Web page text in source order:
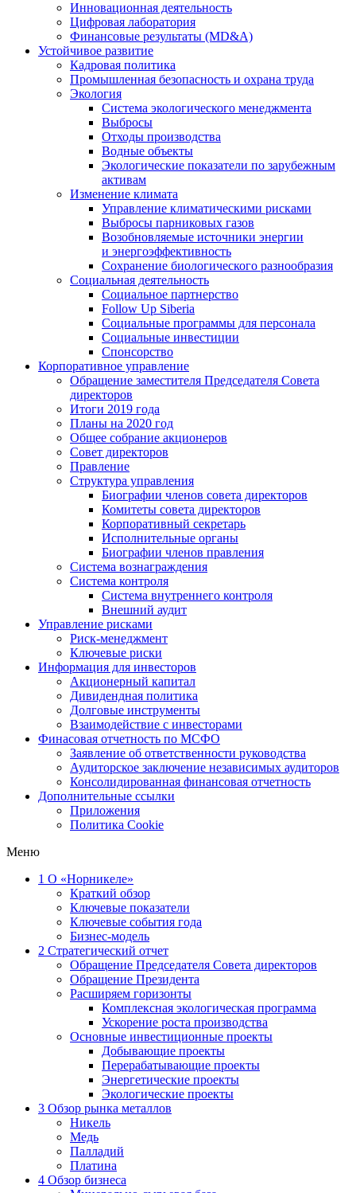
Инновационная деятельность
Цифровая лаборатория
Финансовые результаты (MD&A)
Устойчивое развитие
Кадровая политика
Промышленная безопасность и охрана труда
Экология
Система экологического менеджмента
Выбросы
Отходы производства
Водные объекты
Экологические показатели по зарубежным
активам
Изменение климата
Управление климатическими рисками
Выбросы парниковых газов
Возобновляемые источники энергии
и энергоэффективность
Сохранение биологического разнообразия
Социальная деятельность
Социальное партнерство
Follow Up Siberia
Социальные программы для персонала
Социальные инвестиции
Спонсорство
Корпоративное управление
Обращение заместителя Председателя Совета
директоров
Итоги 2019 года
Планы на 2020 год
Общее собрание акционеров
Совет директоров
Правление
Структура управления
Биографии членов совета директоров
Комитеты совета директоров
Корпоративный секретарь
Исполнительные органы
Биографии членов правления
Система вознаграждения
Система контроля
Система внутреннего контроля
Внешний аудит
Управление рисками
Риск-менеджмент
Ключевые риски
Информация для инвесторов
Акционерный капитал
Дивидендная политика
Долговые инструменты
Взаимодействие с инвеcторами
Финасовая отчетность по МСФО
Заявление об ответственности руководства
Аудиторское заключение независимых аудиторов
Консолидированная финансовая отчетность
Дополнительные ссылки
Приложения
Политика Cookie
Меню
1 О «Норникеле»
Краткий обзор
Ключевые показатели
Ключевые события года
Бизнес-модель
2 Стратегический отчет
Обращение Председателя Совета директоров
Обращение Президента
Расширяем горизонты
Комплексная экологическая программа
Ускорение роста производства
Основные инвестиционные проекты
Добывающие проекты
Перерабатывающие проекты
Энергетические проекты
Экологические проекты
3 Обзор рынка металлов
Никель
Медь
Палладий
Платина
4 Обзор бизнеса